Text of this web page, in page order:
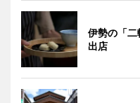
伊勢の「
出店